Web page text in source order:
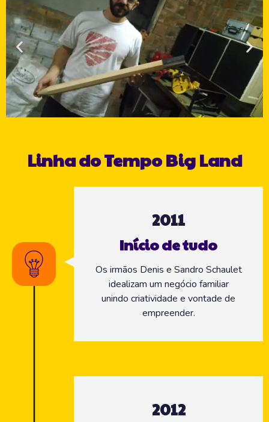
Linha do Tempo Big Land
2011
Início de tudo
Os irmãos Denis e Sandro Schaulet
idealizam um negócio familiar
unindo criatividade e vontade de
empreender.
2012